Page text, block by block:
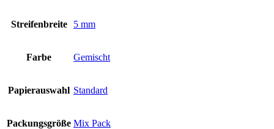
Streifenbreite 5 mm
Farbe Gemischt
Papierauswahl Standard
Packungsgröße Mix Pack